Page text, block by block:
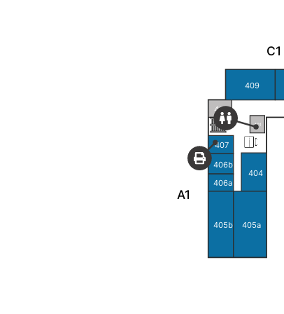
409
408
404
407
406b
406a
405b 405a
401
A1
C1